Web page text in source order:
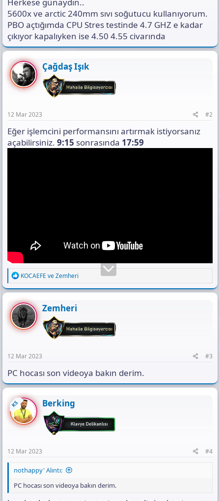
ı
ı
K
o
l
a
5600x ve arctic 240mm sıvı soğutucu kullanıyorum.
PBO açtığımda CPU Stres testinde 4.7 GHZ e kadar
çıkıyor kapalıyken ise 4.50 4.55 civarında
Çağdaş Işık
12 Mar 2023 #2
Eğer işlemcini performansını artırmak istiyorsanız
açabilirsiniz. 9:15 sonrasında 17:59
R
e
a
c
t
i
o
n
KOCAEFE veZemheri
Zemheri
12 Mar 2023 #3
PC hocası son videoya bakın derim.
KS Berking
12 Mar 2023 #4
nothappy' Alıntı:
PC hocası son videoya bakın derim.